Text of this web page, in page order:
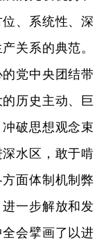
、系统性、深
关系的典范。
党中央团结带
历史主动、巨
破思想观念束
水区，敢于啃
面体制机制弊
一步解放和发
会擘画了以进